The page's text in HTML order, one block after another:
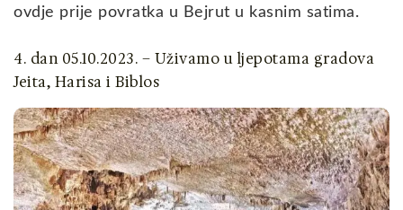
ovdje prije povratka u Bejrut u kasnim satima.
4. dan 05.10.2023. – Uživamo u ljepotama gradova
Jeita, Harisa i Biblos